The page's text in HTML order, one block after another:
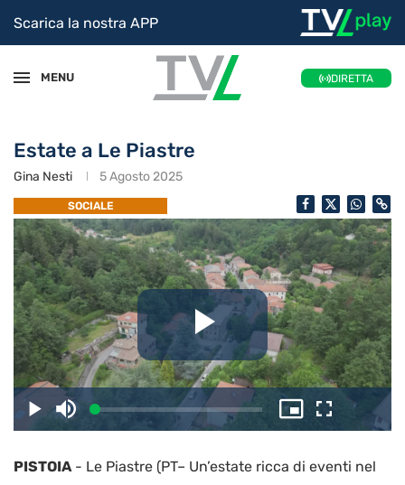
Scarica la nostra APP
MENU DIRETTA
Estate a Le Piastre
Gina Nesti 5 Agosto 2025
SOCIALE
il
PlayDisattiva
l’audio
Caricato:
2.89%
Picture-
in-
Schermo
intero
PISTOIA- Le Piastre (PT– Un’estate ricca di eventi nel